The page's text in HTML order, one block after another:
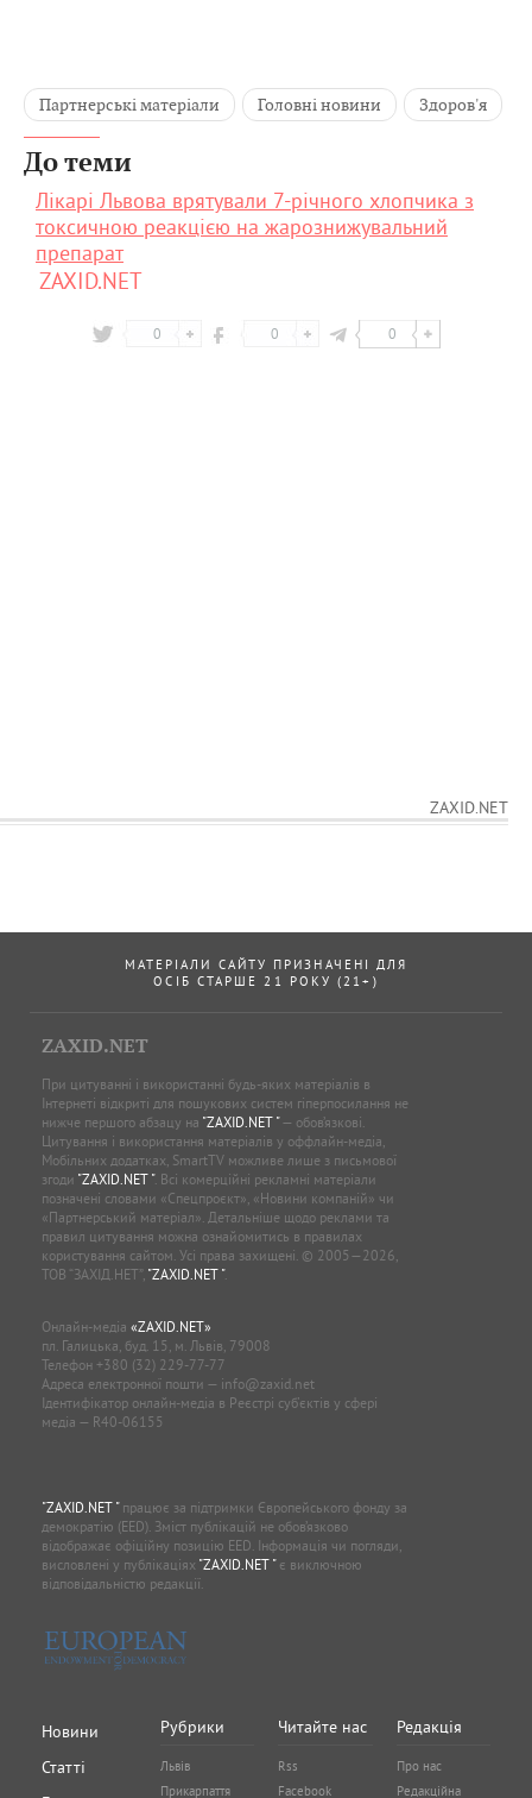
Партнерські матеріали Головні новини Здоров'я
До теми
Лікарі Львова врятували 7-річного хлопчика з
токсичною реакцією на жарознижувальний
препарат
ZAXID.NET
0 0 0
ZAXID.NET
МАТЕРІАЛИ САЙТУ ПРИЗНАЧЕНІ ДЛЯ
ОСІБ СТАРШЕ 21 РОКУ (21+)
ZAXID.NET
При цитуванні і використанні будь-яких матеріалів в
Інтернеті відкриті для пошукових систем гіперпосилання не
нижче першого абзацу на "ZAXID.NET "— обов’язкові.
Цитування і використання матеріалів у оффлайн-медіа,
Мобільних додатках, SmartTV можливе лише з письмової
згоди "ZAXID.NET ". Всі комерційні рекламні матеріали
позначені словами «Спецпроєкт», «Новини компаній» чи
«Партнерський матеріал». Детальніше щодо реклами та
правил цитування можна ознайомитись в правилах
користування сайтом. Усі права захищені. © 2005—2026,
ТОВ “ЗАХІД.НЕТ”, "ZAXID.NET ".
Онлайн-медіа «ZAXID.NET»
пл. Галицька, буд. 15, м. Львів, 79008
Телефон +380 (32) 229-77-77
Адреса електронної пошти — info@zaxid.net
Ідентифікатор онлайн-медіа в Реєстрі суб'єктів у сфері
медіа — R40-06155
"ZAXID.NET "працює за підтримки Європейського фонду за
демократію (EED). Зміст публікацій не обов’язково
відображає офіційну позицію EED. Інформація чи погляди,
висловлені у публікаціях "ZAXID.NET "є виключною
відповідальністю редакції.
Новини
Статті
Рубрики
Львів
Прикарпаття
Читайте нас
Rss
Facebook
Редакція
Про нас
Редакційна